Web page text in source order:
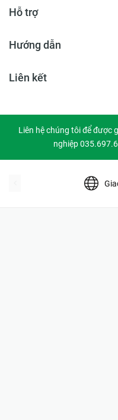
Hỗ trợ
Hướng dẫn
Liên kết
Liên hệ chúng tôi để được
nghiệp